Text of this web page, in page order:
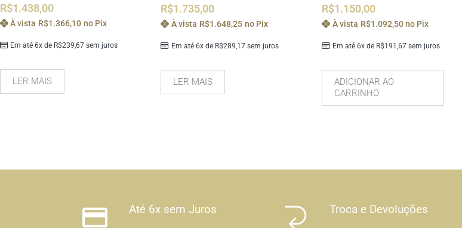
R$1.438,00
Em até 6x de R$239,67 sem juros
À vista R$1.366,10 no Pix
LER MAIS
R$1.735,00
Em até 6x de R$289,17 sem juros
À vista R$1.648,25 no Pix
LER MAIS
R$1.150,00
Em até 6x de R$191,67sem juros
À vista R$1.092,50 no Pix
ADICIONAR AO
CARRINHO
Até 6x sem Juros Troca e Devoluções